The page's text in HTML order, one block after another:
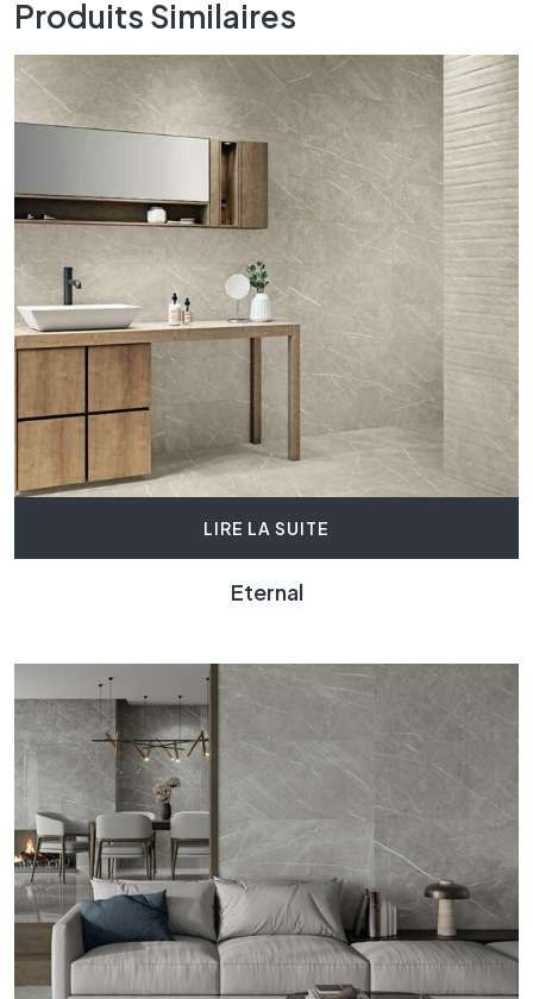
Produits Similaires
LIRE LA SUITE
Eternal